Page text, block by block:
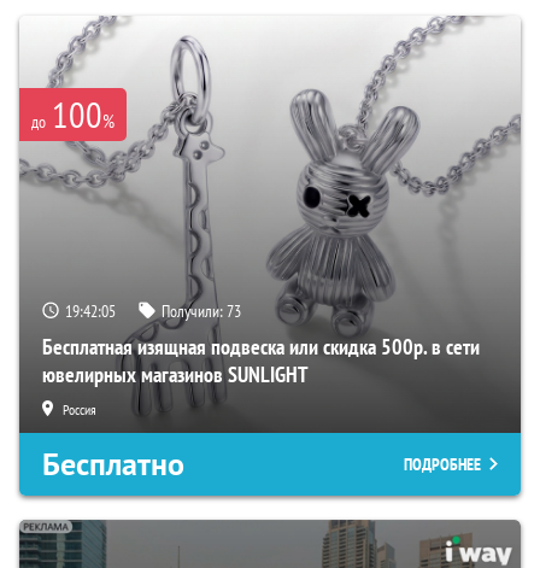
до 100%
19:42:04 Получили:73
Бесплатная изящная подвеска или скидка 500р. в сети
ювелирных магазинов SUNLIGHT
Россия
Бесплатно ПОДРОБНЕЕ